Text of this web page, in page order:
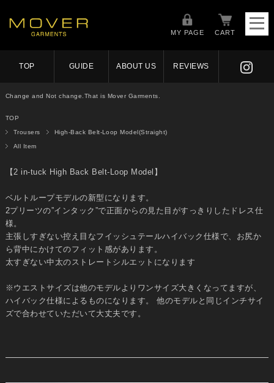
MY PAGE CART
TOP GUIDE ABOUT US REVIEWS
Change and Not change.That is Mover Garments.
TOP
Trousers High-Back Belt-Loop Model(Straight)
All Item
【2 in-tuck High Back Belt-Loop Model】
ベルトループモデルの新型になります。
2プリーツの”インタック”で正面からの見た目がすっきりしたドレス仕
様。
主張しすぎない控え目なフイッシュテールハイバック仕様で、お尻か
ら背中にかけてのフィット感があります。
太すぎない中太のストレートシルエットになります
※ウエストサイズは他のモデルよりワンサイズ大きくなってますが、
ハイバック仕様によるものになります。 他のモデルと同じインチサイ
ズで合わせていただいて大丈夫です。